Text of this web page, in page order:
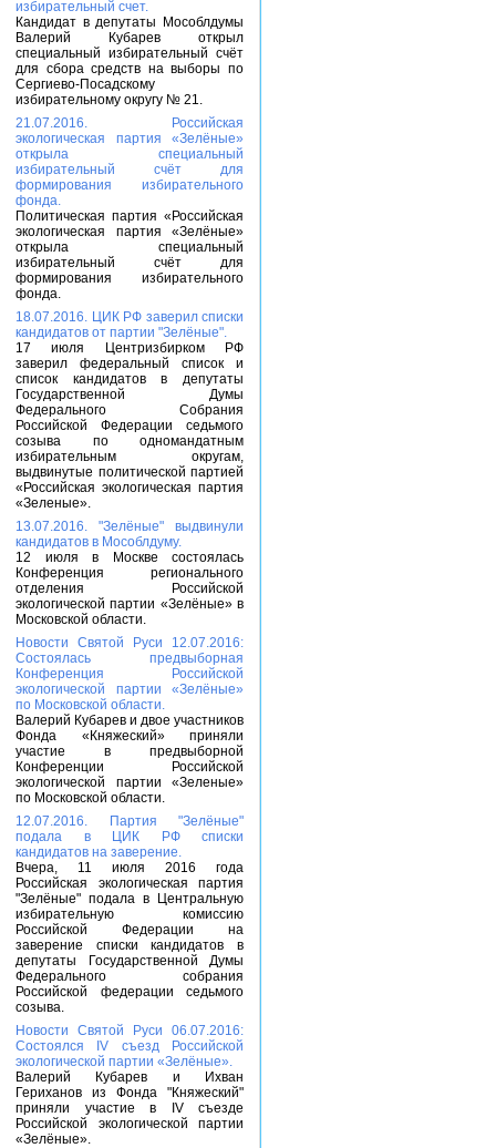
избирательный счет.
Кандидат в депутаты Мособлдумы
Валерий Кубарев открыл
специальный избирательный счёт
для сбора средств на выборы по
Сергиево-Посадскому
избирательному округу № 21.
21.07.2016. Российская
экологическая партия «Зелёные»
открыла специальный
избирательный счёт для
формирования избирательного
фонда.
Политическая партия «Российская
экологическая партия «Зелёные»
открыла специальный
избирательный счёт для
формирования избирательного
фонда.
18.07.2016. ЦИК РФ заверил списки
кандидатов от партии "Зелёные".
17 июля Центризбирком РФ
заверил федеральный список и
список кандидатов в депутаты
Государственной Думы
Федерального Собрания
Российской Федерации седьмого
созыва по одномандатным
избирательным округам,
выдвинутые политической партией
«Российская экологическая партия
«Зеленые».
13.07.2016. "Зелёные" выдвинули
кандидатов в Мособлдуму.
12 июля в Москве состоялась
Конференция регионального
отделения Российской
экологической партии «Зелёные» в
Московской области.
Новости Святой Руси 12.07.2016:
Состоялась предвыборная
Конференция Российской
экологической партии «Зелёные»
по Московской области.
Валерий Кубарев и двое участников
Фонда «Княжеский» приняли
участие в предвыборной
Конференции Российской
экологической партии «Зеленые»
по Московской области.
12.07.2016. Партия "Зелёные"
подала в ЦИК РФ списки
кандидатов на заверение.
Вчера, 11 июля 2016 года
Российская экологическая партия
"Зелёные" подала в Центральную
избирательную комиссию
Российской Федерации на
заверение списки кандидатов в
депутаты Государственной Думы
Федерального собрания
Российской федерации седьмого
созыва.
Новости Святой Руси 06.07.2016:
Состоялся IV съезд Российской
экологической партии «Зелёные».
Валерий Кубарев и Ихван
Гериханов из Фонда "Княжеский"
приняли участие в IV съезде
Российской экологической партии
«Зелёные».